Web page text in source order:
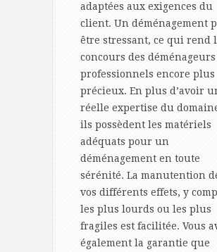
adaptées aux exigences du
client. Un déménagement
être stressant, ce qui rend
concours des déménageurs
professionnels encore plus
précieux. En plus d’avoir
réelle expertise du
ils possèdent les matériels
adéquats pour un
déménagement en toute
sérénité. La manutention
vos différents effets, y
les plus lourds ou les plus
fragiles est facilitée. Vous
également la garantie que